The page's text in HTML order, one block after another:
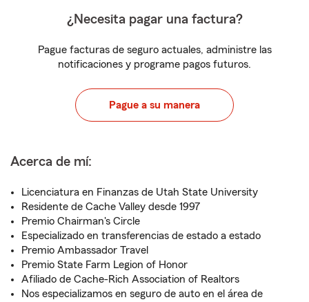
¿Necesita pagar una factura?
Pague facturas de seguro actuales, administre las
notificaciones y programe pagos futuros.
Pague a su manera
Acerca de mí:
Licenciatura en Finanzas de Utah State University
Residente de Cache Valley desde 1997
Premio Chairman's Circle
Especializado en transferencias de estado a estado
Premio Ambassador Travel
Premio State Farm Legion of Honor
Afiliado de Cache-Rich Association of Realtors
Nos especializamos en seguro de auto en el área de